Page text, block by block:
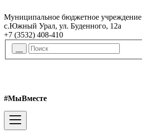
Муниципальное бюджетное
с.Южный Урал, ул. Буденного, 12а
+7 (3532) 408-410
#МыВместе